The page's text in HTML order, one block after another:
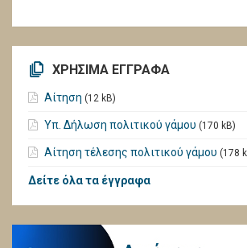
ΧΡΗΣΙΜΑ ΕΓΓΡΑΦΑ
Αίτηση (12 kB)
Υπ. Δήλωση πολιτικού γάμου (170 kB)
Αίτηση τέλεσης πολιτικού γάμου (178
Δείτε όλα τα έγγραφα